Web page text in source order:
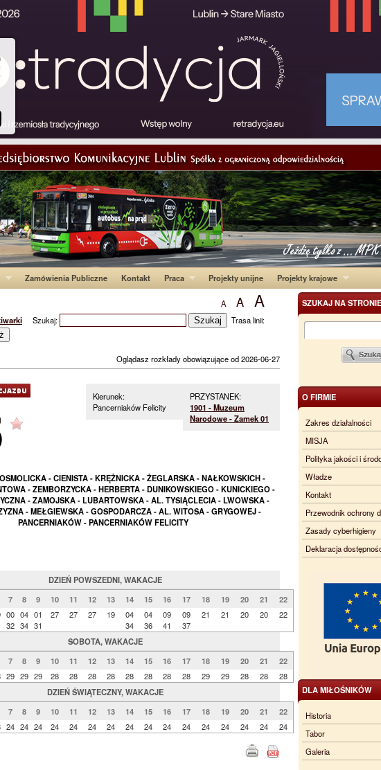
Zamówienia Publiczne Kontakt Praca Projekty unijne Projekty krajowe
SZUKAJ NA STRONIE
O FIRMIE
Zakres działalności
MISJA
Polityka jakości i
Władze
Kontakt
Przewodnik ochrony
Zasady cyberhigieny
Deklaracja
DLA MIŁOŚNIKÓW
Historia
Tabor
Galeria
A A A
Szukaj: Trasa linii:
Oglądasz rozkłady obowiązujące od 2026-06-27
PRZYSTANEK:
1901 - Muzeum
Narodowe - Zamek 01
Kierunek:
Pancerniaków Felicity
- CIENISTA - KRĘŻNICKA - ŻEGLARSKA - NAŁKOWSKICH -
- ZEMBORZYCKA - HERBERTA - DUNIKOWSKIEGO - KUNICKIEGO -
- ZAMOJSKA - LUBARTOWSKA - AL. TYSIĄCLECIA - LWOWSKA -
- MEŁGIEWSKA - GOSPODARCZA - AL. WITOSA - GRYGOWEJ -
PANCERNIAKÓW - PANCERNIAKÓW FELICITY
DZIEŃ POWSZEDNI, WAKACJE
7 8 9 10 11 12 13 14 15 16 17 18 19 20 21
22
00
32
04
34
01
31
27 27 27 19
04
34
04
36
09
41
09
37
21 21 20 20 22
SOBOTA, WAKACJE
7 8 9 10 11 12 13 14 15 16 17 18 19 20 21
22
29 29 29 28 28 28 28 28 28 28 28 29 29 28 28
28
DZIEŃ ŚWIĄTECZNY, WAKACJE
7 8 9 10 11 12 13 14 15 16 17 18 19 20 21
22
24 24 24 24 24 24 24 24 24 24 24 24 24 24 24 24